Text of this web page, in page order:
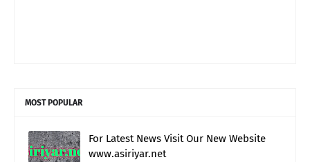
MOST POPULAR
For Latest News Visit Our New Website
www.asiriyar.net